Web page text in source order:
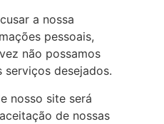
a nossa
pessoais,
não possamos
desejados.
nosso site será
de nossas